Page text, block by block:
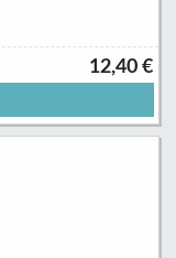
12,40 €